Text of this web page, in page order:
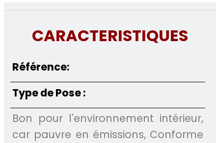
CARACTERISTIQUES
Référence:
Type de Pose :
Bon pour l'environnement intérieur,
car pauvre en émissions, Conforme